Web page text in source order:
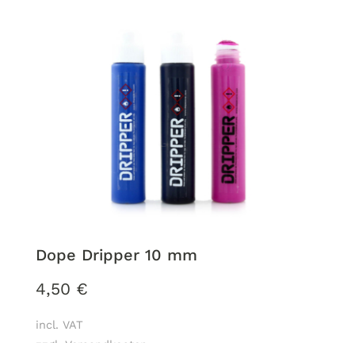
Dope Dripper 10 mm
4,50 €
incl. VAT